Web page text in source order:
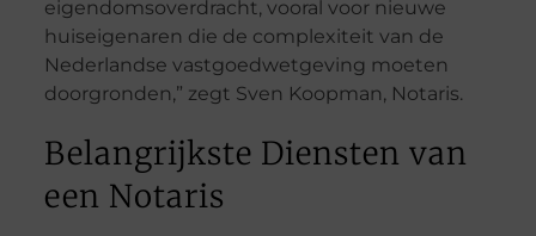
eigendomsoverdracht, vooral voor nieuwe
huiseigenaren die de complexiteit van de
Nederlandse vastgoedwetgeving moeten
doorgronden,” zegt Sven Koopman, Notaris.
Belangrijkste Diensten van
een Notaris